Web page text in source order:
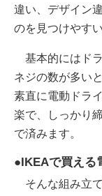
違い、デザイン
のを見つけやす
基本的にはドラ
ネジの数が多い
素直に電動ドラ
楽で、しっかり
で済みます。
●IKEAで買える
そんな組み立